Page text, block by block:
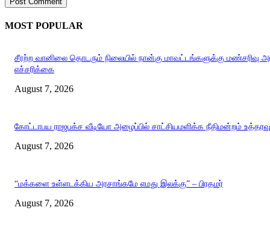
MOST POPULAR
சீரற்ற வானிலை தொடரும் நிலையில் நான்கு மாவட்டங்களுக்கு மண்சரிவு
எச்சரிக்கை
August 7, 2026
கோட்டாபய ராஜபக்ச வீடியோ அழைப்பில் சாட்சியமளிக்க நீதிமன்றம் உத்தரவு
August 7, 2026
“மக்களை உள்ளடக்கிய அரசாங்கமே எமது இலக்கு” – பிரதமர்
August 7, 2026